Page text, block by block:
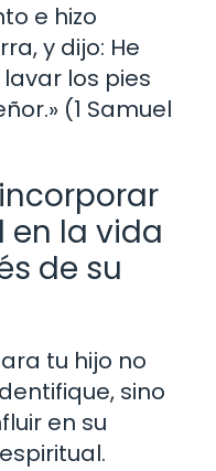
e hizo
y dijo: He
los pies
(1 Samuel
la vida
de su
tu hijo no
sino
en su